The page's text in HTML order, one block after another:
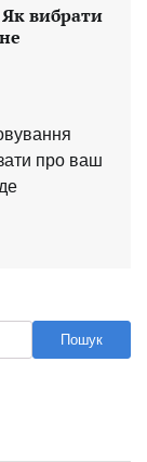
вибрати
про ваш
Пошук